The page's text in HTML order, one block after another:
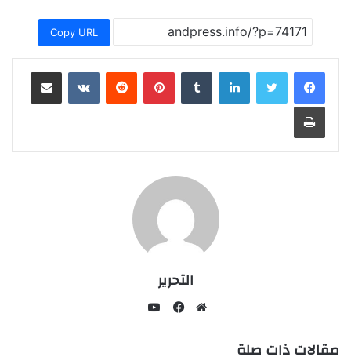
Copy URL
لينكدإن بينتيريست مشاركة عبر البريد
طباعة
التحرير
مقالات ذات صلة